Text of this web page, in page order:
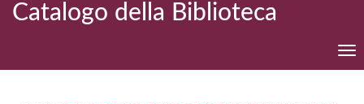
Catalogo della Biblioteca